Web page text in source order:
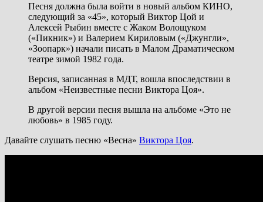
Песня должна была войти в новый альбом КИНО,
следующий за «45», который Виктор Цой и
Алексей Рыбин вместе с Жаком Волощуком
(«Пикник») и Валерием Кириловым («Джунгли»,
«Зоопарк») начали писать в Малом Драматическом
театре зимой 1982 года.
Версия, записанная в МДТ, вошла впоследствии в
альбом «Неизвестные песни Виктора Цоя».
В другой версии песня вышла на альбоме «Это не
любовь» в 1985 году.
Давайте слушать песню «Весна» Виктора Цоя.